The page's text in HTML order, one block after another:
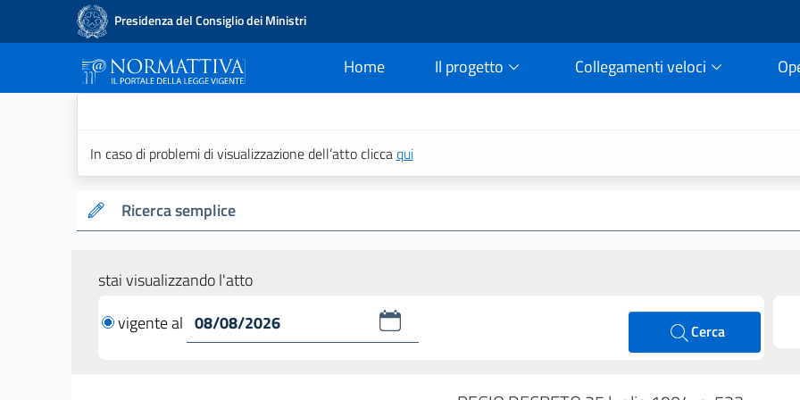
Presidenza del Consiglio dei Ministri
Home
current Il progetto Collegamenti veloci
In caso di problemi di visualizzazione dell’atto cliccaqui
Ricerca semplice
stai visualizzando l'atto
vigente al
Cerca